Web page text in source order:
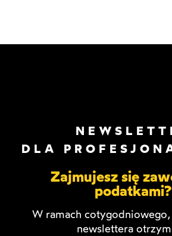
DLA
Zajmujesz się
podatkami?
W ramach cotygodniowego,
newslettera